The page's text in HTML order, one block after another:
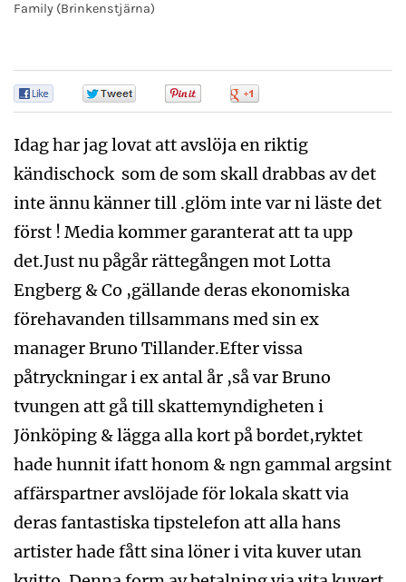
Family (Brinkenstjärna)
Idag har jag lovat att avslöja en riktig
kändischock som de som skall drabbas av det
inte ännu känner till .glöm inte var ni läste det
först ! Media kommer garanterat att ta upp
det.Just nu pågår rättegången mot Lotta
Engberg & Co ,gällande deras ekonomiska
förehavanden tillsammans med sin ex
manager Bruno Tillander.Efter vissa
påtryckningar i ex antal år ,så var Bruno
tvungen att gå till skattemyndigheten i
Jönköping & lägga alla kort på bordet,ryktet
hade hunnit ifatt honom & ngn gammal argsint
affärspartner avslöjade för lokala skatt via
deras fantastiska tipstelefon att alla hans
artister hade fått sina löner i vita kuver utan